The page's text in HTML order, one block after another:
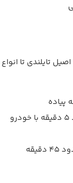
تایلندی تا